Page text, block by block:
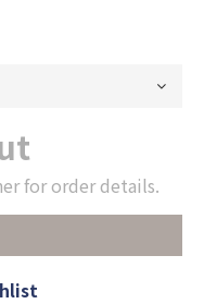
for order details.